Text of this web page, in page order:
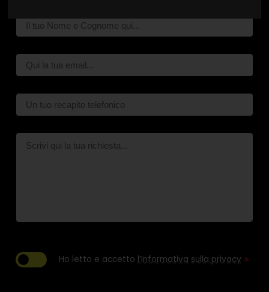
Ho letto e accetto l’Informativa sulla privacy ∗